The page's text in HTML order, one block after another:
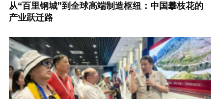
从“百里钢城”到全球高端制造枢纽：中国攀枝花的
产业跃迁路